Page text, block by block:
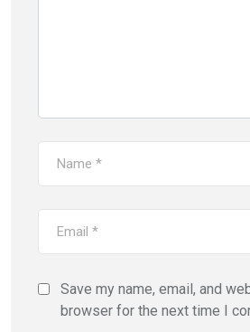
Save my name, email, and
browser for the next time I